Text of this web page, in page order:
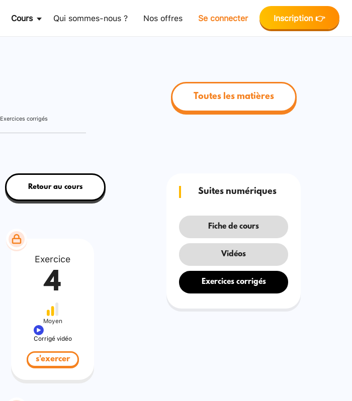
Cours Qui sommes-nous ? Nos offres Se connecter Inscription 👉
Exercices corrigés
Toutes les matières
Retour au cours
Exercice
4
Moyen
Corrigé vidéo
s'exercer
Suites numériques
Fiche de cours
Vidéos
Exercices corrigés